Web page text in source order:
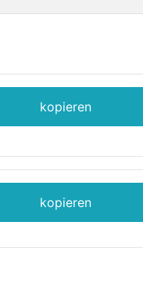
kopieren
kopieren